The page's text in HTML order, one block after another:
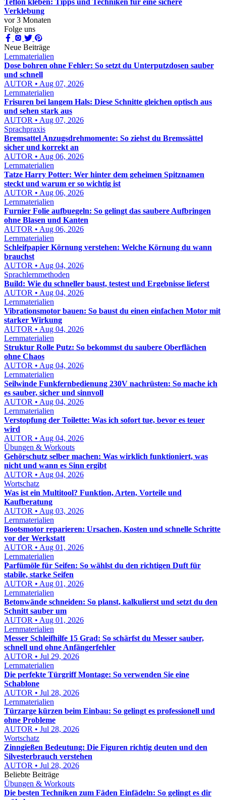
Teflon kleben: Tipps und Techniken für eine sichere
Verklebung
vor 3 Monaten
Folge uns
Neue Beiträge
Lernmaterialien
Dose bohren ohne Fehler: So setzt du Unterputzdosen sauber
und schnell
AUTOR • Aug 07, 2026
Lernmaterialien
Frisuren bei langem Hals: Diese Schnitte gleichen optisch aus
und sehen stark aus
AUTOR • Aug 07, 2026
Sprachpraxis
Bremsattel Anzugsdrehmomente: So ziehst du Bremssättel
sicher und korrekt an
AUTOR • Aug 06, 2026
Lernmaterialien
Tatze Harry Potter: Wer hinter dem geheimen Spitznamen
steckt und warum er so wichtig ist
AUTOR • Aug 06, 2026
Lernmaterialien
Furnier Folie aufbuegeln: So gelingt das saubere Aufbringen
ohne Blasen und Kanten
AUTOR • Aug 06, 2026
Lernmaterialien
Schleifpapier Körnung verstehen: Welche Körnung du wann
brauchst
AUTOR • Aug 04, 2026
Sprachlernmethoden
Build: Wie du schneller baust, testest und Ergebnisse lieferst
AUTOR • Aug 04, 2026
Lernmaterialien
Vibrationsmotor bauen: So baust du einen einfachen Motor mit
starker Wirkung
AUTOR • Aug 04, 2026
Lernmaterialien
Struktur Rolle Putz: So bekommst du saubere Oberflächen
ohne Chaos
AUTOR • Aug 04, 2026
Lernmaterialien
Seilwinde Funkfernbedienung 230V nachrüsten: So mache ich
es sauber, sicher und sinnvoll
AUTOR • Aug 04, 2026
Lernmaterialien
Verstopfung der Toilette: Was ich sofort tue, bevor es teuer
wird
AUTOR • Aug 04, 2026
Übungen & Workouts
Gehörschutz selber machen: Was wirklich funktioniert, was
nicht und wann es Sinn ergibt
AUTOR • Aug 04, 2026
Wortschatz
Was ist ein Multitool? Funktion, Arten, Vorteile und
Kaufberatung
AUTOR • Aug 03, 2026
Lernmaterialien
Bootsmotor reparieren: Ursachen, Kosten und schnelle Schritte
vor der Werkstatt
AUTOR • Aug 01, 2026
Lernmaterialien
Parfümöle für Seifen: So wählst du den richtigen Duft für
stabile, starke Seifen
AUTOR • Aug 01, 2026
Lernmaterialien
Betonwände schneiden: So planst, kalkulierst und setzt du den
Schnitt sauber um
AUTOR • Aug 01, 2026
Lernmaterialien
Messer Schleifhilfe 15 Grad: So schärfst du Messer sauber,
schnell und ohne Anfängerfehler
AUTOR • Jul 29, 2026
Lernmaterialien
Die perfekte Türgriff Montage: So verwenden Sie eine
Schablone
AUTOR • Jul 28, 2026
Lernmaterialien
Türzarge kürzen beim Einbau: So gelingt es professionell und
ohne Probleme
AUTOR • Jul 28, 2026
Wortschatz
Zinngießen Bedeutung: Die Figuren richtig deuten und den
Silvesterbrauch verstehen
AUTOR • Jul 28, 2026
Beliebte Beiträge
Übungen & Workouts
Die besten Techniken zum Fäden Einfädeln: So gelingt es dir